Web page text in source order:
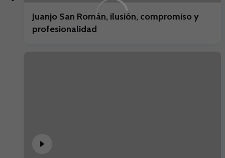
Juanjo San Román, ilusión, compromiso y
profesionalidad